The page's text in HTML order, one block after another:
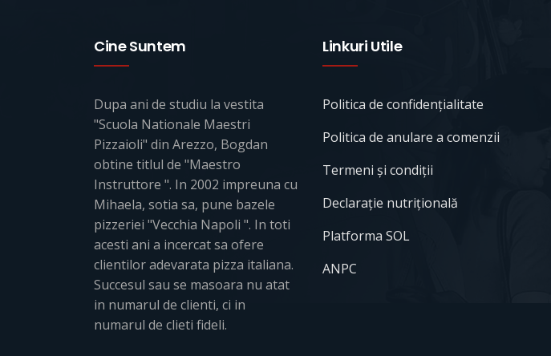
Cine Suntem
Dupa ani de studiu la vestita
"Scuola Nationale Maestri
Pizzaioli" din Arezzo, Bogdan
obtine titlul de "Maestro
Instruttore ". In 2002 impreuna cu
Mihaela, sotia sa, pune bazele
pizzeriei "Vecchia Napoli ". In toti
acesti ani a incercat sa ofere
clientilor adevarata pizza italiana.
Succesul sau se masoara nu atat
in numarul de clienti, ci in
numarul de clieti fideli.
Linkuri Utile
Politica de confidențialitate
Politica de anulare a comenzii
Termeni și condiții
Declarație nutrițională
Platforma SOL
ANPC